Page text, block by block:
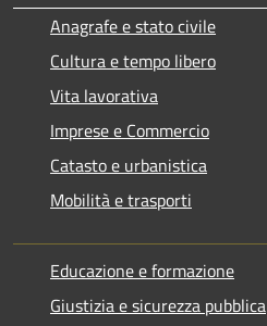
Anagrafe e stato civile
Cultura e tempo libero
Vita lavorativa
Imprese e Commercio
Catasto e urbanistica
Mobilità e trasporti
Educazione e formazione
Giustizia e sicurezza pubblica